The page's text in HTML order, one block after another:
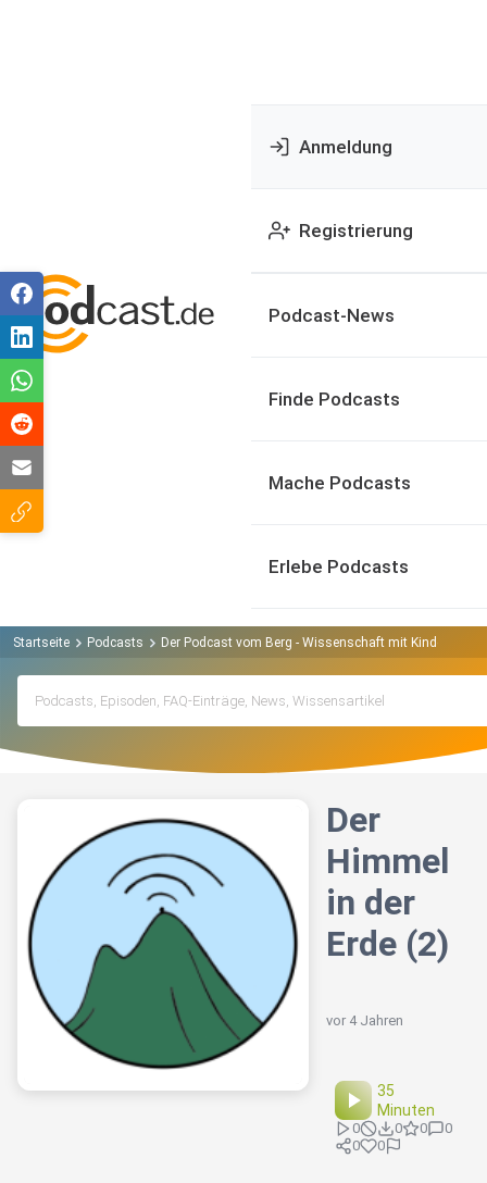
Anmeldung
Registrierung
Podcast-News
Finde Podcasts
Mache Podcasts
Erlebe Podcasts
Startseite Podcasts Der Podcast vom Berg - Wissenschaft mit Kindern
Der
Himmel
in der
Erde (2)
vor 4 Jahren
35
Minuten
0 0 0
0
0
0